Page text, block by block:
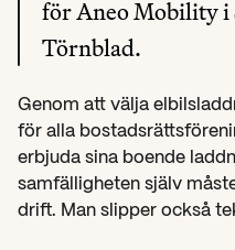
för Aneo Mobility i
Törnblad.
Genom att välja
för alla
erbjuda sina boende
samfälligheten själv
drift. Man slipper också